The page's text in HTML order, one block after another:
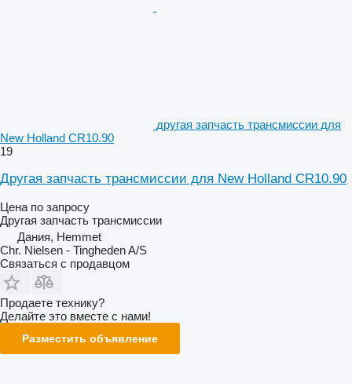
другая запчасть трансмиссии для
New Holland CR10.90
19
Другая запчасть трансмиссии для New Holland CR10.90
Цена по запросу
Другая запчасть трансмиссии
Дания, Hemmet
Chr. Nielsen - Tingheden A/S
Связаться с продавцом
Продаете технику?
Делайте это вместе с нами!
Разместить объявление